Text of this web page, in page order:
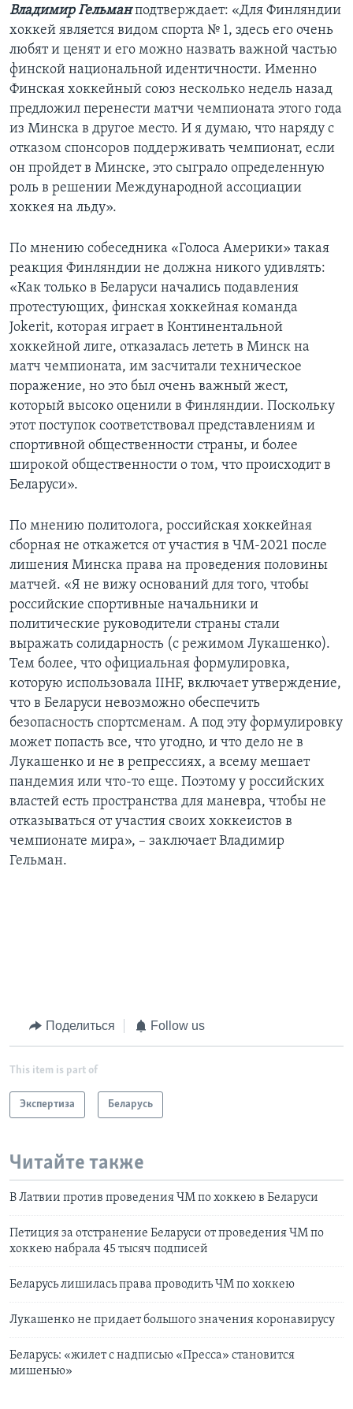
Владимир Гельманподтверждает: «Для Финляндии
хоккей является видом спорта № 1, здесь его очень
любят и ценят и его можно назвать важной частью
финской национальной идентичности. Именно
Финская хоккейный союз несколько недель назад
предложил перенести матчи чемпионата этого года
из Минска в другое место. И я думаю, что наряду с
отказом спонсоров поддерживать чемпионат, если
он пройдет в Минске, это сыграло определенную
роль в решении Международной ассоциации
хоккея на льду».
По мнению собеседника «Голоса Америки» такая
реакция Финляндии не должна никого удивлять:
«Как только в Беларуси начались подавления
протестующих, финская хоккейная команда
Jokerit, которая играет в Континентальной
хоккейной лиге, отказалась лететь в Минск на
матч чемпионата, им засчитали техническое
поражение, но это был очень важный жест,
который высоко оценили в Финляндии. Поскольку
этот поступок соответствовал представлениям и
спортивной общественности страны, и более
широкой общественности о том, что происходит в
Беларуси».
По мнению политолога, российская хоккейная
сборная не откажется от участия в ЧМ-2021 после
лишения Минска права на проведения половины
матчей. «Я не вижу оснований для того, чтобы
российские спортивные начальники и
политические руководители страны стали
выражать солидарность (с режимом Лукашенко).
Тем более, что официальная формулировка,
которую использовала IIHF, включает утверждение,
что в Беларуси невозможно обеспечить
безопасность спортсменам. А под эту формулировку
может попасть все, что угодно, и что дело не в
Лукашенко и не в репрессиях, а всему мешает
пандемия или что-то еще. Поэтому у российских
властей есть пространства для маневра, чтобы не
отказываться от участия своих хоккеистов в
чемпионате мира», – заключает Владимир
Гельман.
Поделиться Follow us
This item is part of
Экспертиза Беларусь
Читайте также
В Латвии против проведения ЧМ по хоккею в Беларуси
Петиция за отстранение Беларуси от проведения ЧМ по
хоккею набрала 45 тысяч подписей
Беларусь лишилась права проводить ЧМ по хоккею
Лукашенко не придает большого значения коронавирусу
Беларусь: «жилет с надписью «Пресса» становится
мишенью»